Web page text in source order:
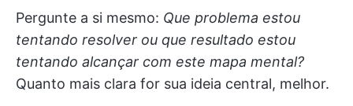
Pergunte a si mesmo: Que problema estou
tentando resolver ou que resultado estou
tentando alcançar com este mapa mental?
Quanto mais clara for sua ideia central, melhor.